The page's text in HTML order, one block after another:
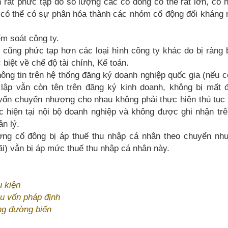
thể có sự phân hóa thành các nhóm cổ động đối kháng
soát công ty.
phức tạp hơn các loại hình công ty khác do bị ràng
về chế độ tài chính, Kế toán.
tin trên hệ thống đăng ký doanh nghiệp quốc gia (nếu
vẫn còn tên trên đăng ký kinh doanh, không bị mất
chuyển nhượng cho nhau không phải thực hiện thủ tục
hiện tại nội bộ doanh nghiệp và không được ghi nhận
lý.
cổ đông bị áp thuế thu nhập cá nhân theo chuyển
vẫn bị áp mức thuế thu nhập cá nhân này.
kiện
vốn pháp định
đường biển